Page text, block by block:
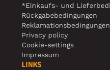
*Einkaufs- und
Rückgabebedingungen
Reklamationsbedingungen
Privacy policy
Cookie-settings
Impressum
LINKS